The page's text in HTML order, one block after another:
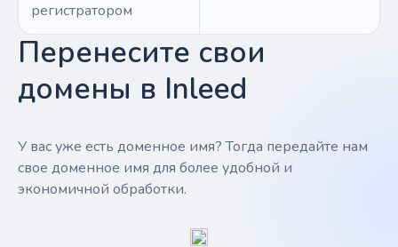
регистратором
Перенесите свои
домены в Inleed
У вас уже есть доменное имя? Тогда передайте нам
свое доменное имя для более удобной и
экономичной обработки.